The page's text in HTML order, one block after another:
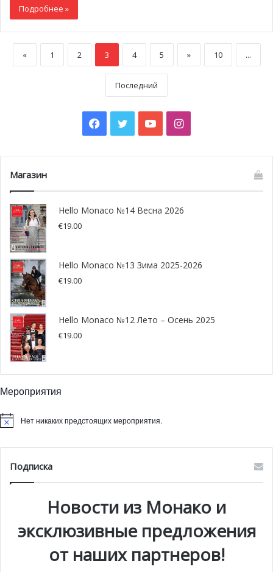
Подробнее »
« 1 2 3 4 5 » 10 ...
Последний
Facebook
TwitterYouTubeInstagram
Магазин
Hello Monaco №14 Весна 2026
€19.00
Hello Monaco №13 Зима 2025-2026
€19.00
Hello Monaco №12 Лето – Осень 2025
€19.00
Мероприятия
Нет никаких предстоящих мероприятия.
Подписка
Новости из Монако и
эксклюзивные предложения
от наших партнеров!